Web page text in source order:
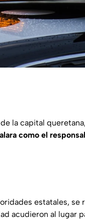
la capital
como el
estatales, se
acudieron al lugar